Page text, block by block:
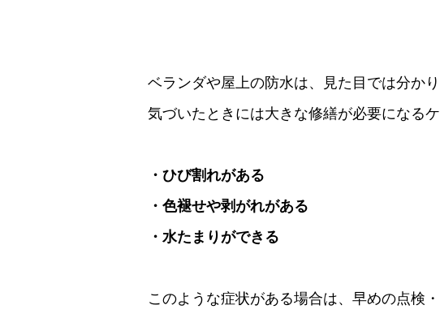
ベランダや屋上の防水は、見た目では分か
気づいたときには大きな修繕が必要になるケ
・ひび割れがある
・色褪せや剥がれがある
・水たまりができる
このような症状がある場合は、早めの点検